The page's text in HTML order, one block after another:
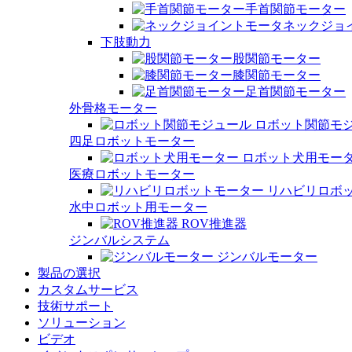
手首関節モーター
ネックジョ
下肢動力
股関節モーター
膝関節モーター
足首関節モーター
外骨格モーター
ロボット関節モ
四足ロボットモーター
ロボット犬用モー
医療ロボットモーター
リハビリロボ
水中ロボット用モーター
ROV推進器
ジンバルシステム
ジンバルモーター
製品の選択
カスタムサービス
技術サポート
ソリューション
ビデオ